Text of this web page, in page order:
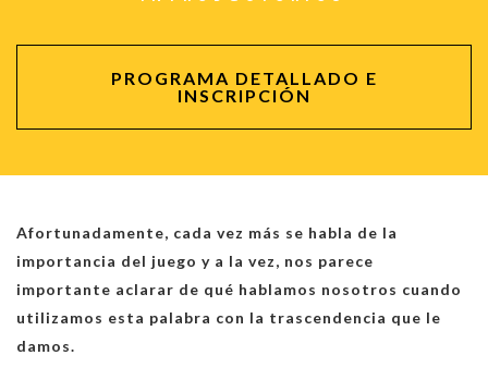
PROGRAMA DETALLADO E
INSCRIPCIÓN
Afortunadamente, cada vez más se habla de la
importancia del juego y a la vez, nos parece
importante aclarar de qué hablamos nosotros cuando
utilizamos esta palabra con la trascendencia que le
damos.